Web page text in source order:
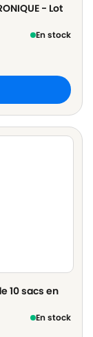
- Lot
En stock
10 sacs en
En stock